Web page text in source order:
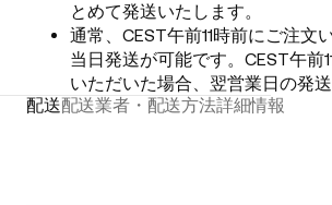
とめて発送いたします。
通常、CEST午前11時前にご注文
当日発送が可能です。CEST午前
いただいた場合、翌営業日の発送
配送配送業者・配送方法詳細情報